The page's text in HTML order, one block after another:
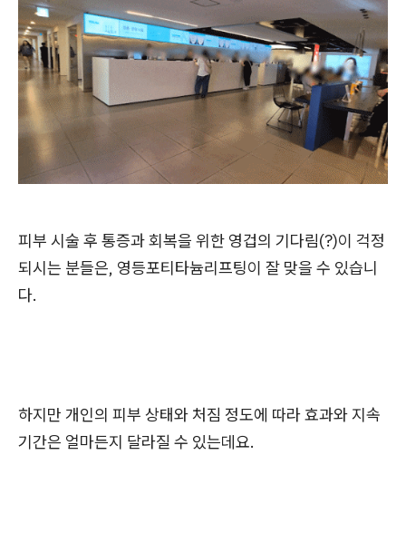
피부 시술 후 통증과 회복을 위한 영겁의 기다림(?)이 걱정
되시는 분들은, 영등포티타늄리프팅이 잘 맞을 수 있습니
다.
하지만 개인의 피부 상태와 처짐 정도에 따라 효과와 지속
기간은 얼마든지 달라질 수 있는데요.